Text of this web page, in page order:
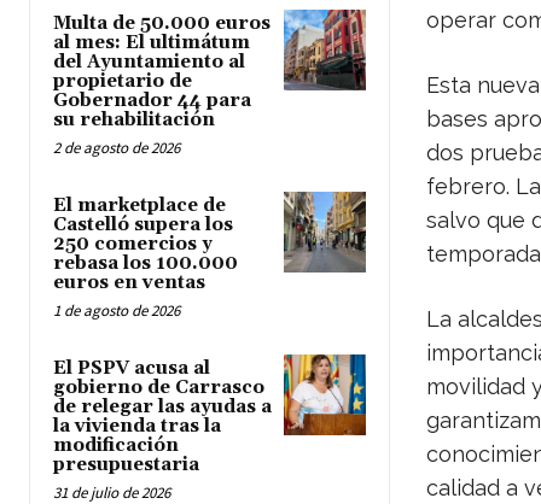
Multa de 50.000 euros
al mes: El ultimátum
del Ayuntamiento al
propietario de
Gobernador 44 para
su rehabilitación
2 de agosto de 2026
El marketplace de
Castelló supera los
250 comercios y
rebasa los 100.000
euros en ventas
1 de agosto de 2026
El PSPV acusa al
gobierno de Carrasco
de relegar las ayudas a
la vivienda tras la
modificación
presupuestaria
31 de julio de 2026
operar
Esta
bases
dos
febrero.
salvo que
La
movilidad
calidad a